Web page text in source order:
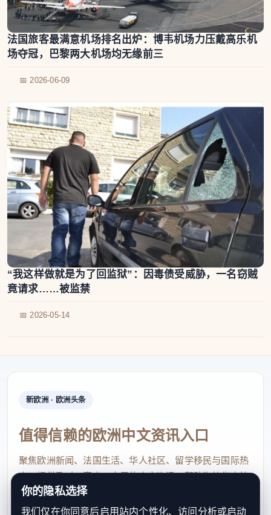
法国旅客最满意机场排名出炉：博韦机场力压戴高乐机
场夺冠，巴黎两大机场均无缘前三
📅 2026-06-09
“我这样做就是为了回监狱”：因毒债受威胁，一名窃贼
竟请求……被监禁
📅 2026-05-14
新欧洲 · 欧洲头条
值得信赖的欧洲中文资讯入口
聚焦欧洲新闻、法国生活、华人社区、留学移民与国际热
点，提供及时、真实、实用的中文资讯，帮助海外华人快
速了解欧洲动态。
你的隐私选择
我们仅在你同意后启用站内个性化、访问分析或启动